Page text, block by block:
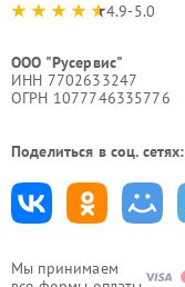
Мы принимаем
4.9-5.0
ООО "Русервис"
ИНН 7702633247
ОГРН 1077746335776
Поделиться в соц. сетях: